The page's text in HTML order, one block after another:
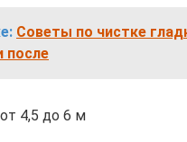
Советы по чистке
после
4,5 до 6 м